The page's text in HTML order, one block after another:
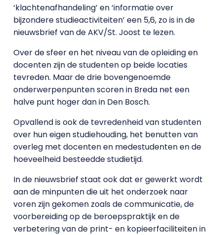
‘klachtenafhandeling’ en ‘informatie over
bijzondere studieactiviteiten’ een 5,6, zo is in de
nieuwsbrief van de AKV/St. Joost te lezen.
Over de sfeer en het niveau van de opleiding en
docenten zijn de studenten op beide locaties
tevreden. Maar de drie bovengenoemde
onderwerpenpunten scoren in Breda net een
halve punt hoger dan in Den Bosch.
Opvallend is ook de tevredenheid van studenten
over hun eigen studiehouding, het benutten van
overleg met docenten en medestudenten en de
hoeveelheid besteedde studietijd.
In de nieuwsbrief staat ook dat er gewerkt wordt
aan de minpunten die uit het onderzoek naar
voren zijn gekomen zoals de communicatie, de
voorbereiding op de beroepspraktijk en de
verbetering van de print- en kopieerfaciliteiten in